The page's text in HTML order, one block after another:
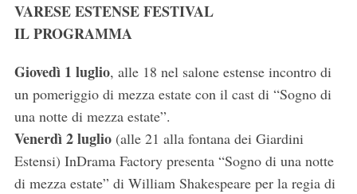
VARESE ESTENSE FESTIVAL
IL PROGRAMMA
Giovedì 1 luglio, alle 18 nel salone estense incontro di
un pomeriggio di mezza estate con il cast di “Sogno di
una notte di mezza estate”.
Venerdì 2 luglio(alle 21 alla fontana dei Giardini
Estensi) InDrama Factory presenta “Sogno di una notte
di mezza estate” di William Shakespeare per la regia di